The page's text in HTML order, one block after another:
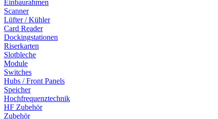
Einbaurahmen
Scanner
Lüfter / Kühler
Card Reader
Dockingstationen
Riserkarten
Slotbleche
Module
Switches
Hubs / Front Panels
Speicher
Hochfrequenztechnik
HF Zubehör
Zubehör